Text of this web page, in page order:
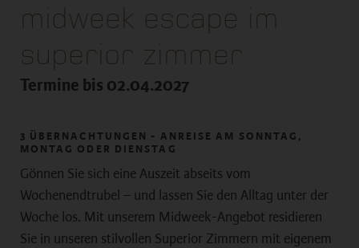
midweek escape im
superior zimmer
Termine bis 02.04.2027
3 ÜBERNACHTUNGEN - ANREISE AM SONNTAG,
MONTAG ODER DIENSTAG
Gönnen Sie sich eine Auszeit abseits vom
Wochenendtrubel – und lassen Sie den Alltag unter der
Woche los. Mit unserem Midweek-Angebot residieren
Sie in unseren stilvollen Superior Zimmern mit eigenem